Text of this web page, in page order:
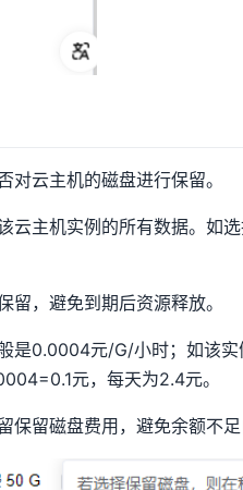
云主机的磁盘进行保留。
云主机实例的所有数据。如
，避免到期后资源释放。
是0.0004元/G/小时；如该
元，每天为2.4元。
保留磁盘费用，避免余额不足